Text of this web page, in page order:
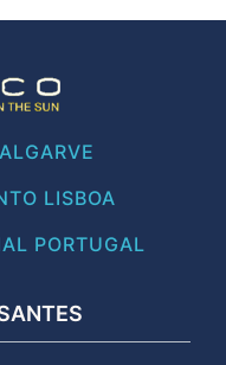
LISBOA
PORTUGAL